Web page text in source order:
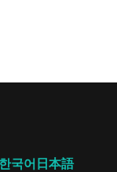
한국어 日本語